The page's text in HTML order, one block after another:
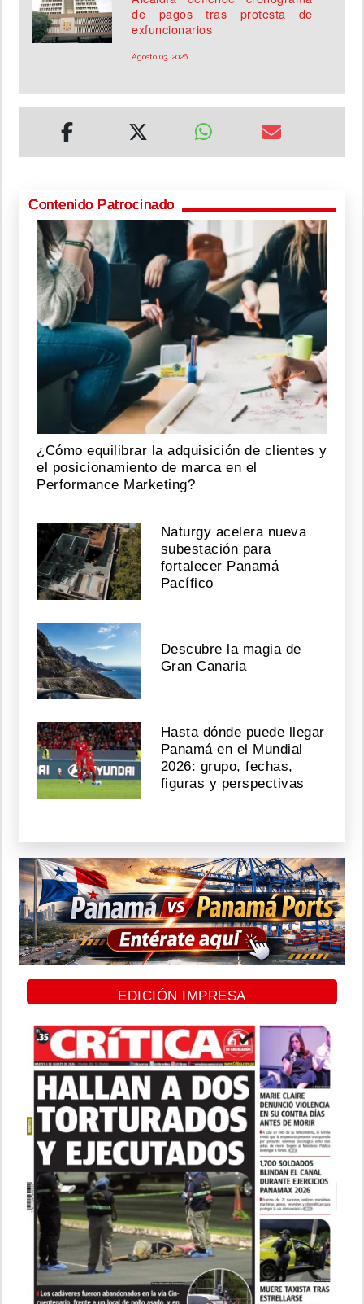
de pagos tras protesta de
exfuncionarios
Agosto 03, 2026
Contenido Patrocinado
¿Cómo equilibrar la adquisición de clientes y
el posicionamiento de marca en el
Performance Marketing?
Naturgy acelera nueva
subestación para
fortalecer Panamá
Pacífico
Descubre la magia de
Gran Canaria
Hasta dónde puede llegar
Panamá en el Mundial
2026: grupo, fechas,
figuras y perspectivas
EDICIÓN IMPRESA